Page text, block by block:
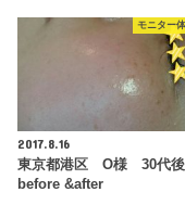
モニター
2017.8.16
東京都港区 O様 30代
before &after